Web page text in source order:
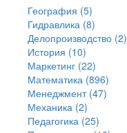
География (5)
Гидравлика (8)
Делопроизводство (2)
История (10)
Маркетинг (22)
Математика (896)
Менеджмент (47)
Механика (2)
Педагогика (25)